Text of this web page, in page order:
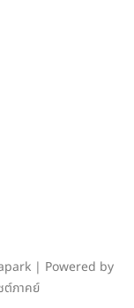
| Powered by
ต์ภาคย์